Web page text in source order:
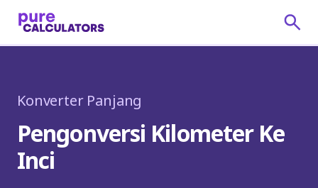
Konverter Panjang
Pengonversi Kilometer Ke
Inci